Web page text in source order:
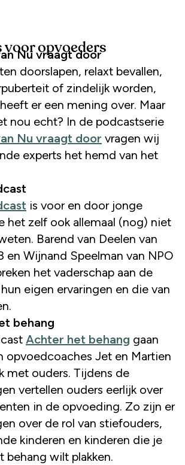
voor opvoeders
Nu vraagt door
doorslapen, relaxt bevallen,
of zindelijk worden,
er een mening over. Maar
nou echt? In de podcastserie
Nu vraagt door vragen wij
experts het hemd van het
is voor en door jonge
het zelf ook allemaal (nog) niet
Barend van Deelen van
en Wijnand Speelman van NPO
het vaderschap aan de
eigen ervaringen en die van
behang
Achter het behang gaan
opvoedcoaches Jet en Martien
met ouders. Tijdens de
vertellen ouders eerlijk over
in de opvoeding. Zo zijn er
over de rol van stiefouders,
kinderen en kinderen die je
behang wilt plakken.